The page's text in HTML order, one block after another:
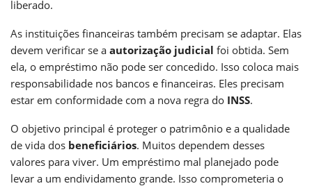
liberado.
As instituições financeiras também precisam se adaptar. Elas
devem verificar se a autorização judicial foi obtida. Sem
ela, o empréstimo não pode ser concedido. Isso coloca mais
responsabilidade nos bancos e financeiras. Eles precisam
estar em conformidade com a nova regra do INSS.
O objetivo principal é proteger o patrimônio e a qualidade
de vida dos beneficiários. Muitos dependem desses
valores para viver. Um empréstimo mal planejado pode
levar a um endividamento grande. Isso comprometeria o